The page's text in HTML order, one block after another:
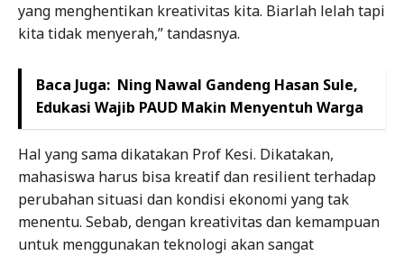
yang menghentikan kreativitas kita. Biarlah lelah tapi
kita tidak menyerah,” tandasnya.
Baca Juga: Ning Nawal Gandeng Hasan Sule,
Edukasi Wajib PAUD Makin Menyentuh Warga
Hal yang sama dikatakan Prof Kesi. Dikatakan,
mahasiswa harus bisa kreatif dan resilient terhadap
perubahan situasi dan kondisi ekonomi yang tak
menentu. Sebab, dengan kreativitas dan kemampuan
untuk menggunakan teknologi akan sangat